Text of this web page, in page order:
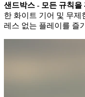
샌드박스 - 모든 규칙을
한 화이트 기어 및 무제
레스 없는 플레이를 즐